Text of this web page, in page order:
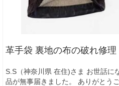
革手袋 裏地の布の破れ修理
S.S（神奈川県 在住)さま お世話に
品が無事届きました。 ありがとう